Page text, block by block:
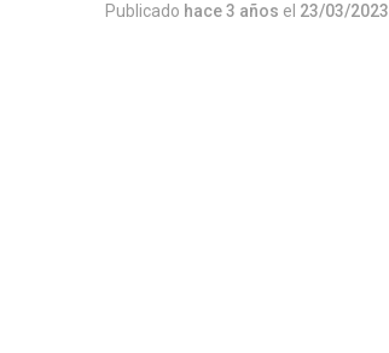
Publicado hace 3 años el 23/03/2023